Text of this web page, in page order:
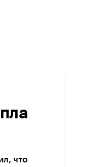
что